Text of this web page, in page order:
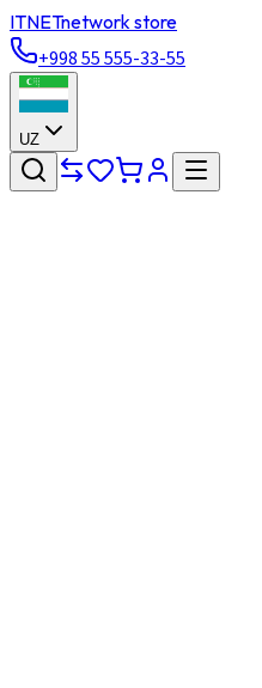
ITNETnetwork store
+998 55 555-33-55
UZ